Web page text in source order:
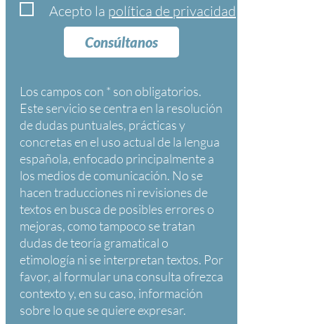
Acepto la política de privacidad
Consúltanos
Los campos con * son obligatorios